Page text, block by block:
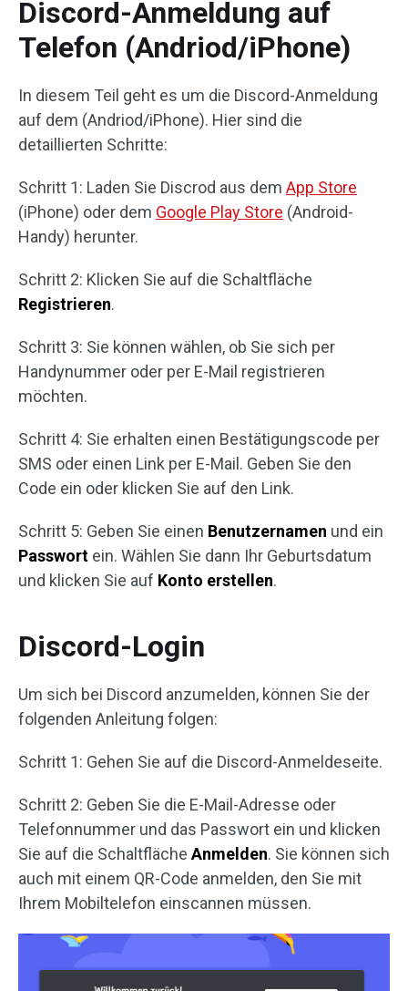
Discord-Anmeldung auf
Telefon (Andriod/iPhone)
In diesem Teil geht es um die Discord-Anmeldung
auf dem (Andriod/iPhone). Hier sind die
detaillierten Schritte:
Schritt 1: Laden Sie Discrod aus dem App Store
(iPhone) oder dem Google Play Store (Android-
Handy) herunter.
Schritt 2: Klicken Sie auf die Schaltfläche
Registrieren.
Schritt 3: Sie können wählen, ob Sie sich per
Handynummer oder per E-Mail registrieren
möchten.
Schritt 4: Sie erhalten einen Bestätigungscode per
SMS oder einen Link per E-Mail. Geben Sie den
Code ein oder klicken Sie auf den Link.
Schritt 5: Geben Sie einen Benutzernamen und ein
Passwort ein. Wählen Sie dann Ihr Geburtsdatum
und klicken Sie auf Konto erstellen.
Discord-Login
Um sich bei Discord anzumelden, können Sie der
folgenden Anleitung folgen:
Schritt 1: Gehen Sie auf die Discord-Anmeldeseite.
Schritt 2: Geben Sie die E-Mail-Adresse oder
Telefonnummer und das Passwort ein und klicken
Sie auf die Schaltfläche Anmelden. Sie können sich
auch mit einem QR-Code anmelden, den Sie mit
Ihrem Mobiltelefon einscannen müssen.